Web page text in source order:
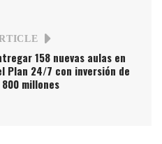
158 nuevas aulas en
Plan 24/7 con inversión de
800 millones